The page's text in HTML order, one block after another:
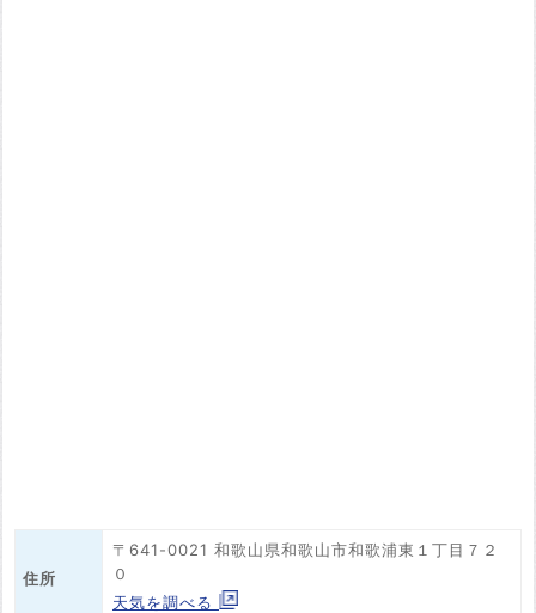
住所
〒641-0021 和歌山県和歌山市和歌浦東１丁目７２
０
天気を調べる